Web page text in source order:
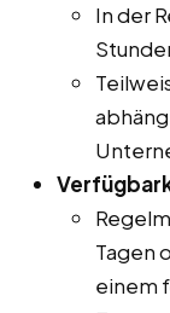
In der
Tagen
einem